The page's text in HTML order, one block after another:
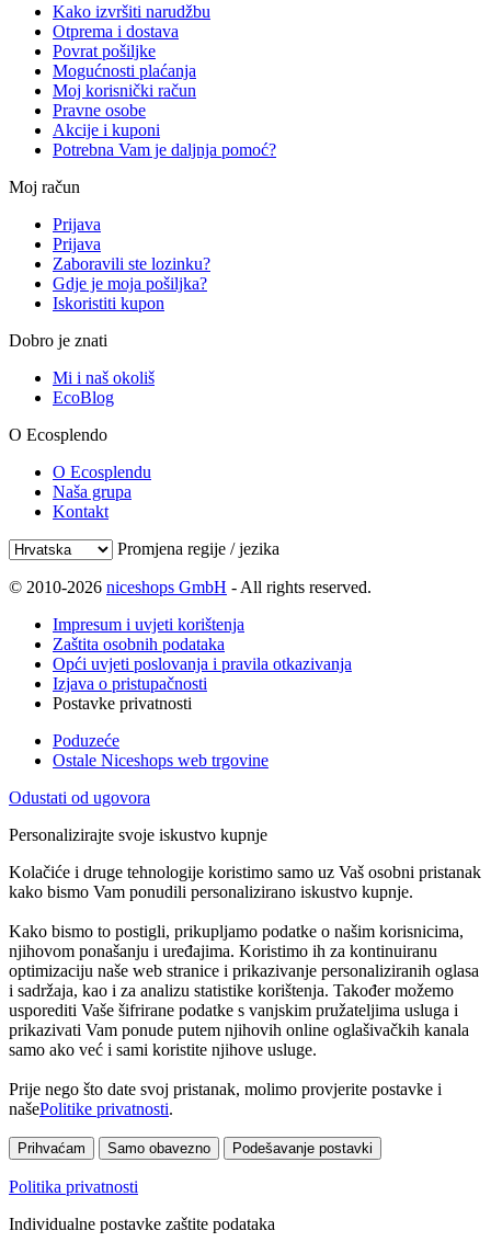
Kako izvršiti narudžbu
Otprema i dostava
Povrat pošiljke
Mogućnosti plaćanja
Moj korisnički račun
Pravne osobe
Akcije i kuponi
Potrebna Vam je daljnja pomoć?
Moj račun
Prijava
Prijava
Zaboravili ste lozinku?
Gdje je moja pošiljka?
Iskoristiti kupon
Dobro je znati
Mi i naš okoliš
EcoBlog
O Ecosplendo
O Ecosplendu
Naša grupa
Kontakt
Promjena regije / jezika
© 2010-2026 niceshops GmbH - All rights reserved.
Impresum i uvjeti korištenja
Zaštita osobnih podataka
Opći uvjeti poslovanja i pravila otkazivanja
Izjava o pristupačnosti
Postavke privatnosti
Poduzeće
Ostale Niceshops web trgovine
Odustati od ugovora
Personalizirajte svoje iskustvo kupnje
Kolačiće i druge tehnologije koristimo samo uz Vaš osobni pristanak
kako bismo Vam ponudili personalizirano iskustvo kupnje.
Kako bismo to postigli, prikupljamo podatke o našim korisnicima,
njihovom ponašanju i uređajima. Koristimo ih za kontinuiranu
optimizaciju naše web stranice i prikazivanje personaliziranih oglasa
i sadržaja, kao i za analizu statistike korištenja. Također možemo
usporediti Vaše šifrirane podatke s vanjskim pružateljima usluga i
prikazivati Vam ponude putem njihovih online oglašivačkih kanala
samo ako već i sami koristite njihove usluge.
Prije nego što date svoj pristanak, molimo provjerite postavke i
našePolitike privatnosti.
Prihvaćam Samo obavezno Podešavanje postavki
Politika privatnosti
Individualne postavke zaštite podataka